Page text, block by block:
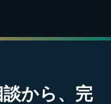
から、完